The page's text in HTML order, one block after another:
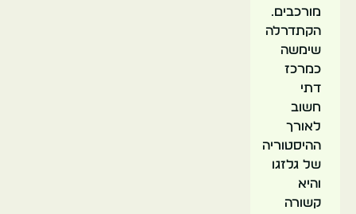
מורכבים.
הקתדרלה
שימשה
כמרכז
דתי
חשוב
לאורך
ההיסטוריה
של גלזגו
והיא
קשורה